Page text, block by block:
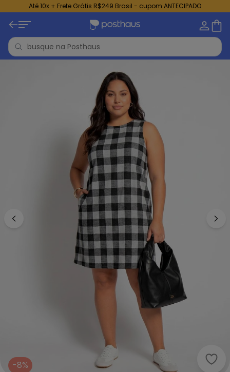
Até 10x + Frete Grátis R$249 Brasil - cupom ANTECIPADO
-8%